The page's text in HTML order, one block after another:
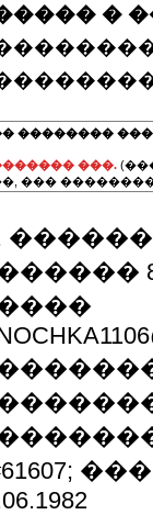
�
��������
���.
���